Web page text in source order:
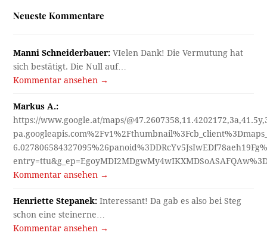
Neueste Kommentare
Manni Schneiderbauer: VIelen Dank! Die Vermutung hat
sich bestätigt. Die Null auf…
Kommentar ansehen →
Markus A.:
https://www.google.at/maps/
Kommentar ansehen →
Henriette Stepanek: Interessant! Da gab es also bei Steg
schon eine steinerne…
Kommentar ansehen →